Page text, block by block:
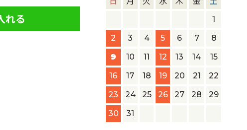
1
2
3 4 5 6 7
8
9
10 11 12 13 14
15
16
17 18 19 20 21
22
23
24 25 26 27 28
29
30
31